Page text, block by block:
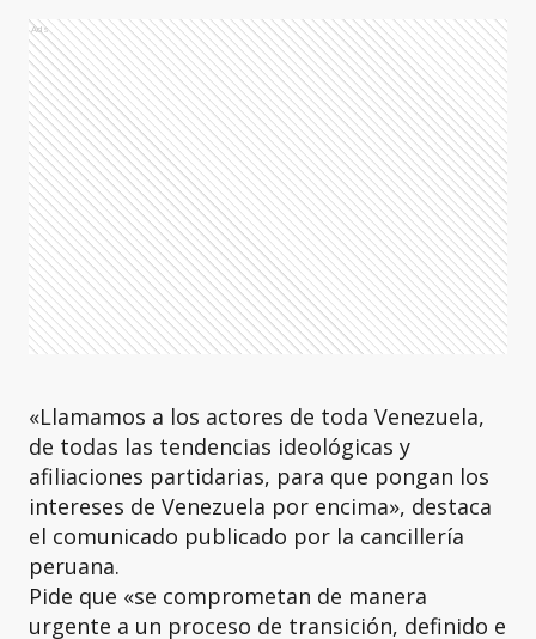
Ads
«Llamamos a los actores de toda Venezuela,
de todas las tendencias ideológicas y
afiliaciones partidarias, para que pongan los
intereses de Venezuela por encima», destaca
el comunicado publicado por la cancillería
peruana.
Pide que «se comprometan de manera
urgente a un proceso de transición, definido e